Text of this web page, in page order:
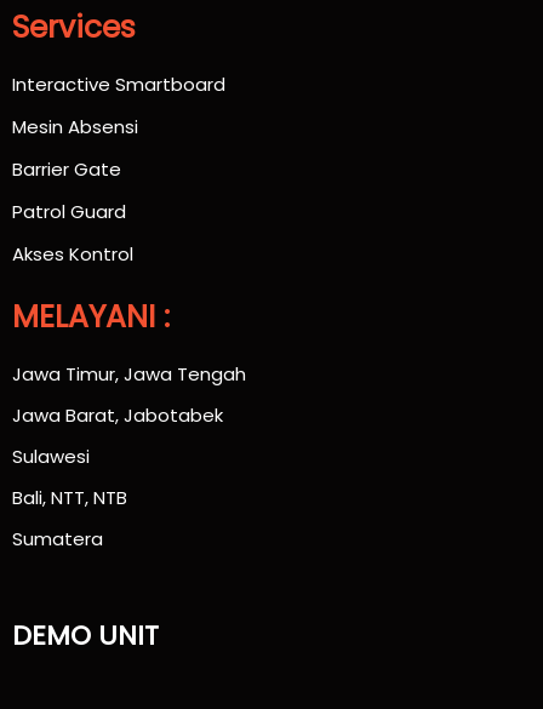
Services
Interactive Smartboard
Mesin Absensi
Barrier Gate
Patrol Guard
Akses Kontrol
MELAYANI :
Jawa Timur, Jawa Tengah
Jawa Barat, Jabotabek
Sulawesi
Bali, NTT, NTB
Sumatera
DEMO UNIT